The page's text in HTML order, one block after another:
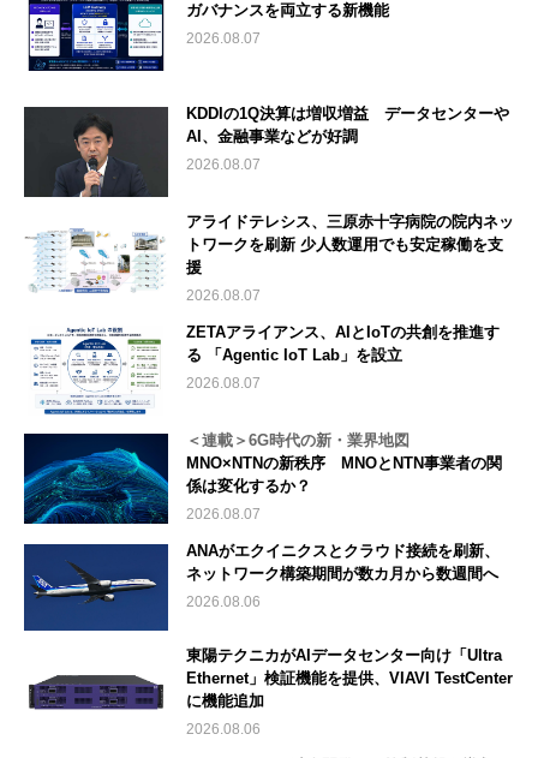
ガバナンスを両立する新機能
2026.08.07
KDDIの1Q決算は増収増益 データセンターや
AI、金融事業などが好調
2026.08.07
アライドテレシス、三原赤十字病院の院内ネッ
トワークを刷新 少人数運用でも安定稼働を支
援
2026.08.07
ZETAアライアンス、AIとIoTの共創を推進す
る 「Agentic IoT Lab」を設立
2026.08.07
＜連載＞6G時代の新・業界地図
MNO×NTNの新秩序 MNOとNTN事業者の関
係は変化するか？
2026.08.07
ANAがエクイニクスとクラウド接続を刷新、
ネットワーク構築期間が数カ月から数週間へ
2026.08.06
東陽テクニカがAIデータセンター向け「Ultra
Ethernet」検証機能を提供、VIAVI TestCenter
に機能追加
2026.08.06